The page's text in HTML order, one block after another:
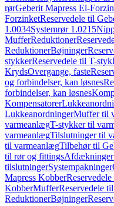
rørGeberit Mapress El-
ForzinketReservedele til
1.0034Systemrør 1.0215
MufferReduktioner
ReduktionerBøjninger
stykkerReservedele til T-
KrydsOvergange, faste
og forbindelser, kan løsnes
forbindelser, kan løsnes
Kompensatorer
LukkeanordningerMuffer til
varmeanlægT-stykker til
varmeanlægTilslutninger til
til varmeanlægTilbehør til
til rør og fittings
tilslutningerSystempakninger
Mapress Kobber
KobberMufferReservedele
ReduktionerBøjninger